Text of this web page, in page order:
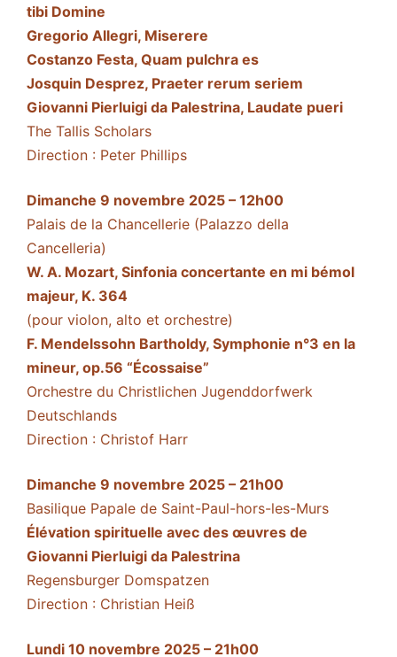
tibi Domine
Gregorio Allegri, Miserere
Costanzo Festa, Quam pulchra es
Josquin Desprez, Praeter rerum seriem
Giovanni Pierluigi da Palestrina, Laudate pueri
The Tallis Scholars
Direction : Peter Phillips
Dimanche 9 novembre 2025 – 12h00
Palais de la Chancellerie (Palazzo della
Cancelleria)
W. A. Mozart, Sinfonia concertante en mi bémol
majeur, K. 364
(pour violon, alto et orchestre)
F. Mendelssohn Bartholdy, Symphonie n°3 en la
mineur, op.56 “Écossaise”
Orchestre du Christlichen Jugenddorfwerk
Deutschlands
Direction : Christof Harr
Dimanche 9 novembre 2025 – 21h00
Basilique Papale de Saint-Paul-hors-les-Murs
Élévation spirituelle avec des œuvres de
Giovanni Pierluigi da Palestrina
Regensburger Domspatzen
Direction : Christian Heiß
Lundi 10 novembre 2025 – 21h00